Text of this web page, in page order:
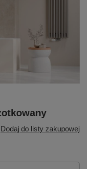
Dodaj do listy zakupowej